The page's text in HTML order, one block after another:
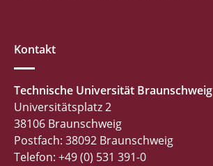
Kontakt
Technische Universität Braunschweig
Universitätsplatz 2
38106 Braunschweig
Postfach: 38092 Braunschweig
Telefon: +49 (0) 531 391-0